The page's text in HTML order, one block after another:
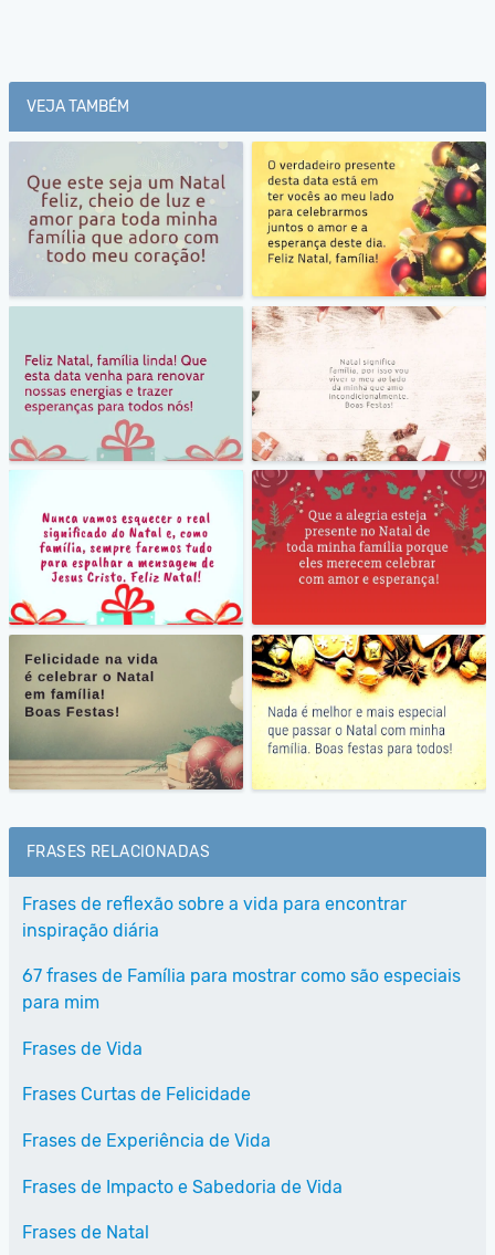
VEJA TAMBÉM
FRASES RELACIONADAS
Frases de reflexão sobre a vida para encontrar
inspiração diária
67 frases de Família para mostrar como são especiais
para mim
Frases de Vida
Frases Curtas de Felicidade
Frases de Experiência de Vida
Frases de Impacto e Sabedoria de Vida
Frases de Natal